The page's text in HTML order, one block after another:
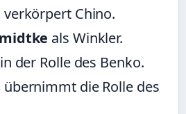
verkörpert Chino.
als Winkler.
der Rolle des Benko.
übernimmt die Rolle des